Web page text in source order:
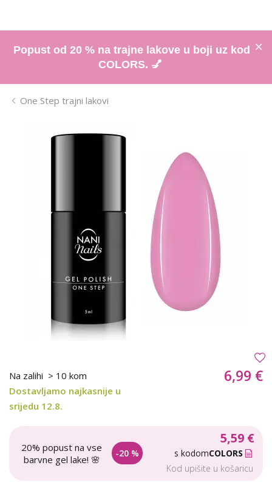
Popust od 20 % na trajne lakove u boji uz kod
COLORS. 💅
One Step trajni lakovi
Na zalihi > 10 kom
Dostavljamo najkasnije u
srijedu 12.8.
6,99 €
20% popust na vse
barvne gel lake! 🌸
-20 %
5,59 €
s kodomCOLORS
Kod upišite u košaricu